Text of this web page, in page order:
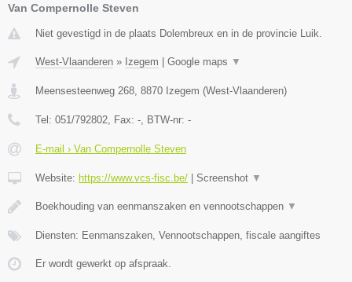
Van Compernolle Steven
Niet gevestigd in de plaats Dolembreux en in de provincie Luik.
West-Vlaanderen » Izegem Google maps ▼
Meensesteenweg 268, 8870 Izegem (West-Vlaanderen)
Tel: 051/792802, Fax: -, BTW-nr: -
E-mail › Van Compernolle Steven
Website: https://www.vcs-fisc.be/ Screenshot ▼
Boekhouding van eenmanszaken en vennootschappen ▼
Diensten: Eenmanszaken, Vennootschappen, fiscale aangiftes
Er wordt gewerkt op afspraak.